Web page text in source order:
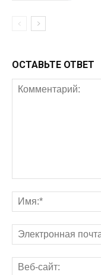
ОСТАВЬТЕ ОТВЕТ